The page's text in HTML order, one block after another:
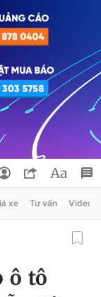
xe Tư vấn Video
ô tô